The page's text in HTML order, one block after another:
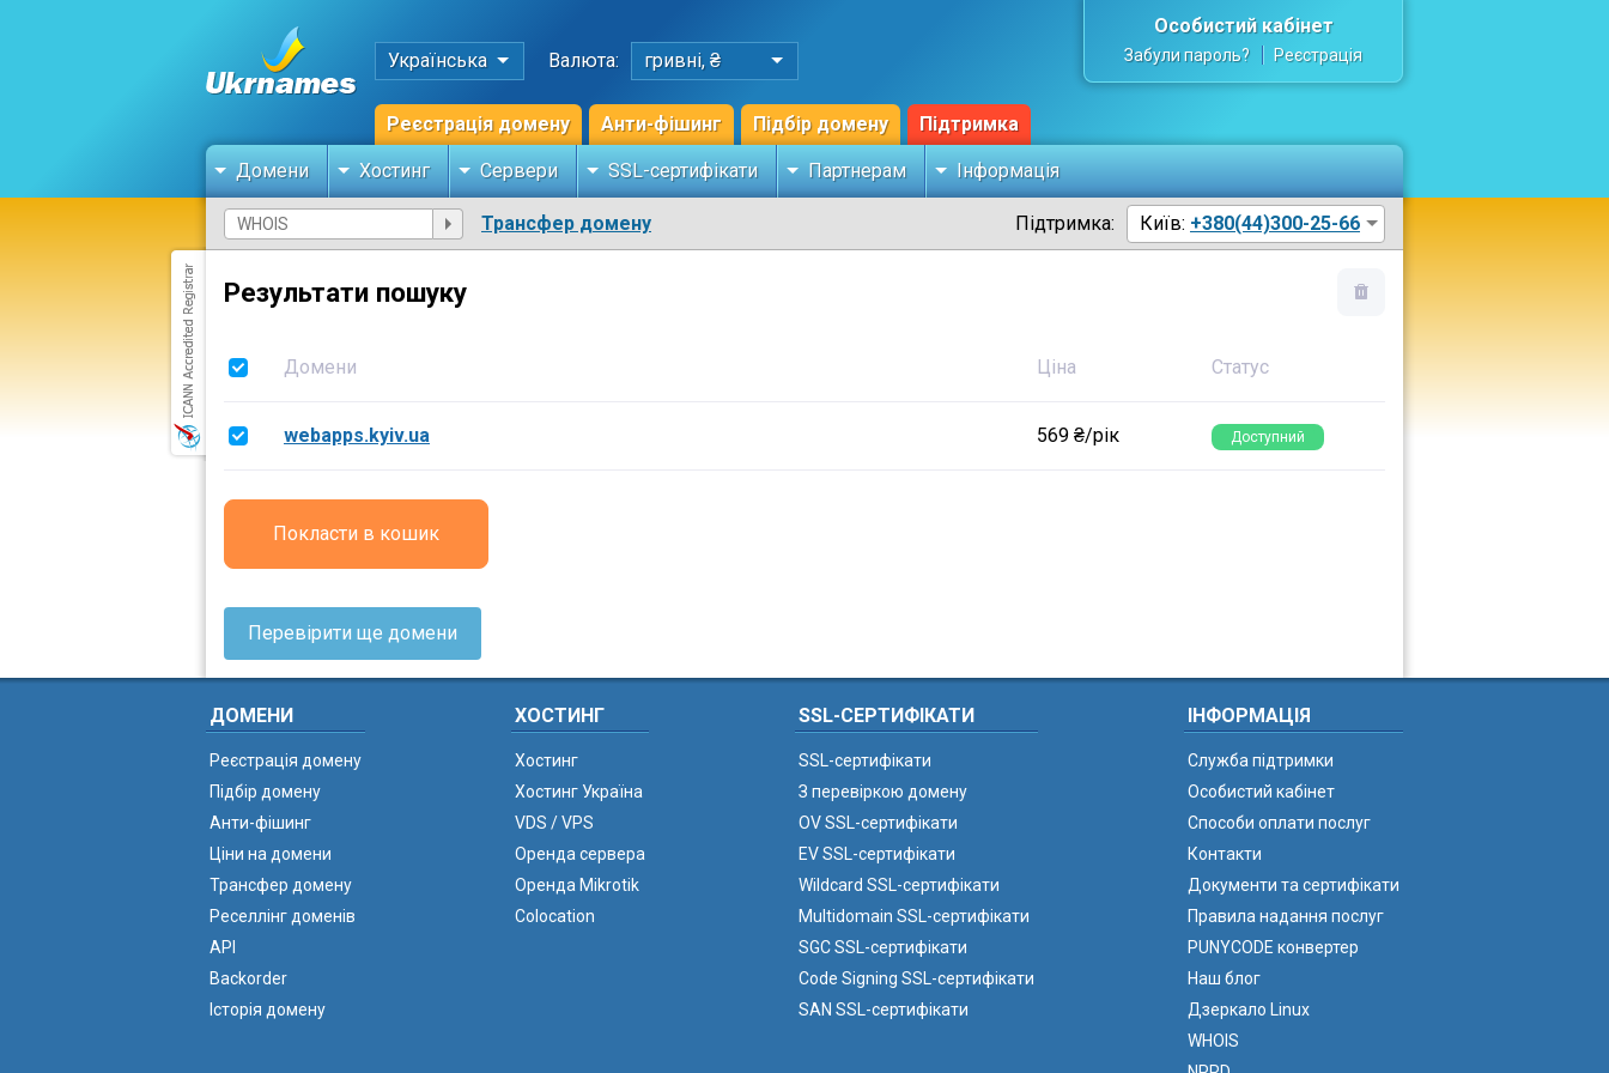
Українська Валюта: гривні, ₴
Реєстрація домену Анти-фішинг Підбір домену Підтримка
Особистий кабінет
Забули пароль? Реєстрація
Домени Хостинг Сервери SSL-сертифікати Партнерам Інформація
Трансфер домену Підтримка: Київ: +380(44)300-25-66
Результати пошуку
Домени Ціна Статус
webapps.kyiv.ua 569 ₴/рік Доступний
Покласти в кошик
Перевірити ще домени
ДОМЕНИ
Реєстрація домену
Підбір домену
Анти-фішинг
Ціни на домени
Трансфер домену
Реселлінг доменів
API
Backorder
Історія домену
ХОСТИНГ
Хостинг
Хостинг Україна
VDS / VPS
Оренда сервера
Оренда Mikrotik
Colocation
SSL-СЕРТИФІКАТИ
SSL-сертифікати
З перевіркою домену
OV SSL-сертифікати
EV SSL-сертифікати
Wildcard SSL-сертифікати
Multidomain SSL-сертифікати
SGC SSL-сертифікати
Code Signing SSL-сертифікати
SAN SSL-сертифікати
ІНФОРМАЦІЯ
Служба підтримки
Особистий кабінет
Способи оплати послуг
Контакти
Документи та сертифікати
Правила надання послуг
PUNYCODE конвертер
Наш блог
Дзеркало Linux
WHOIS